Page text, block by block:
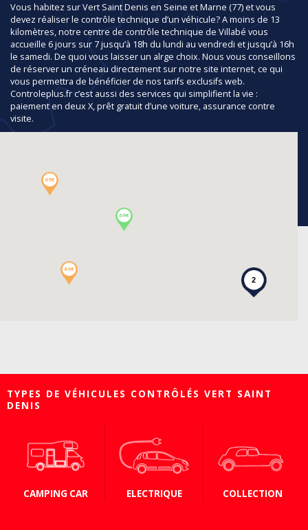
Vous habitez sur Vert Saint Denis en Seine et Marne (77) et vous
devez réaliser le contrôle technique d’un véhicule? A moins de 13
kilomètres, notre centre de contrôle technique de Villabé vous
accueille 6 jours sur 7 jusqu’à 18h du lundi au vendredi et jusqu’à 16h
le samedi. De quoi vous laisser un alrge choix. Nous vous conseillons
de réserver un créneau directement sur notre site internet, ce qui
vous permettra de bénéficier de nos tarifs exclusifs web.
Controleplus.fr c’est aussi des services qui simplifient la vie :
paiement en deux X, prêt gratuit d’une voiture, assurance contre
visite.
69€
69€
69€
2
TYPES DE VÉHICULES CONTRÔLÉS VERT SAINT
DENIS
CAMPING CAR ELECTRIQUE COLLECTION